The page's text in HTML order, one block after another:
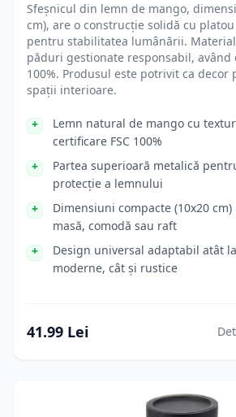
Sfeșnicul din lemn de mango,
cm), are o construcție solidă cu
pentru stabilitatea lumânării.
păduri gestionate responsabil, având
100%. Produsul este potrivit ca decor
spații interioare.
Lemn natural de mango cu
certificare FSC 100%
Partea superioară metalică
protecție a lemnului
Dimensiuni compacte (10x20
masă, comodă sau raft
Design universal adaptabil atât
moderne, cât și rustice
41.99 Lei